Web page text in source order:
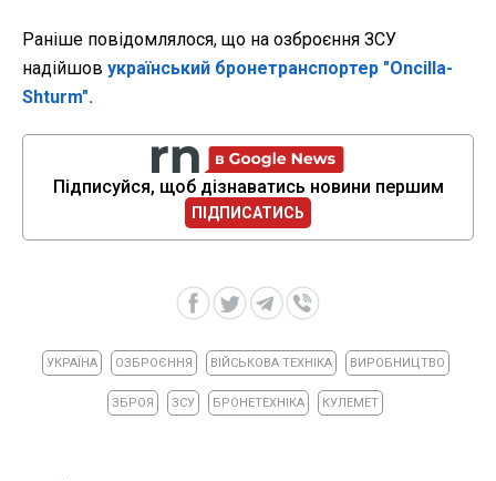
Раніше повідомлялося, що на озброєння ЗСУ
надійшов український бронетранспортер "Oncilla-
Shturm".
Підписуйся, щоб дізнаватись новини першим
ПІДПИСАТИСЬ
УКРАЇНА ОЗБРОЄННЯ ВІЙСЬКОВА ТЕХНІКА ВИРОБНИЦТВО
ЗБРОЯ ЗСУ БРОНЕТЕХНІКА КУЛЕМЕТ